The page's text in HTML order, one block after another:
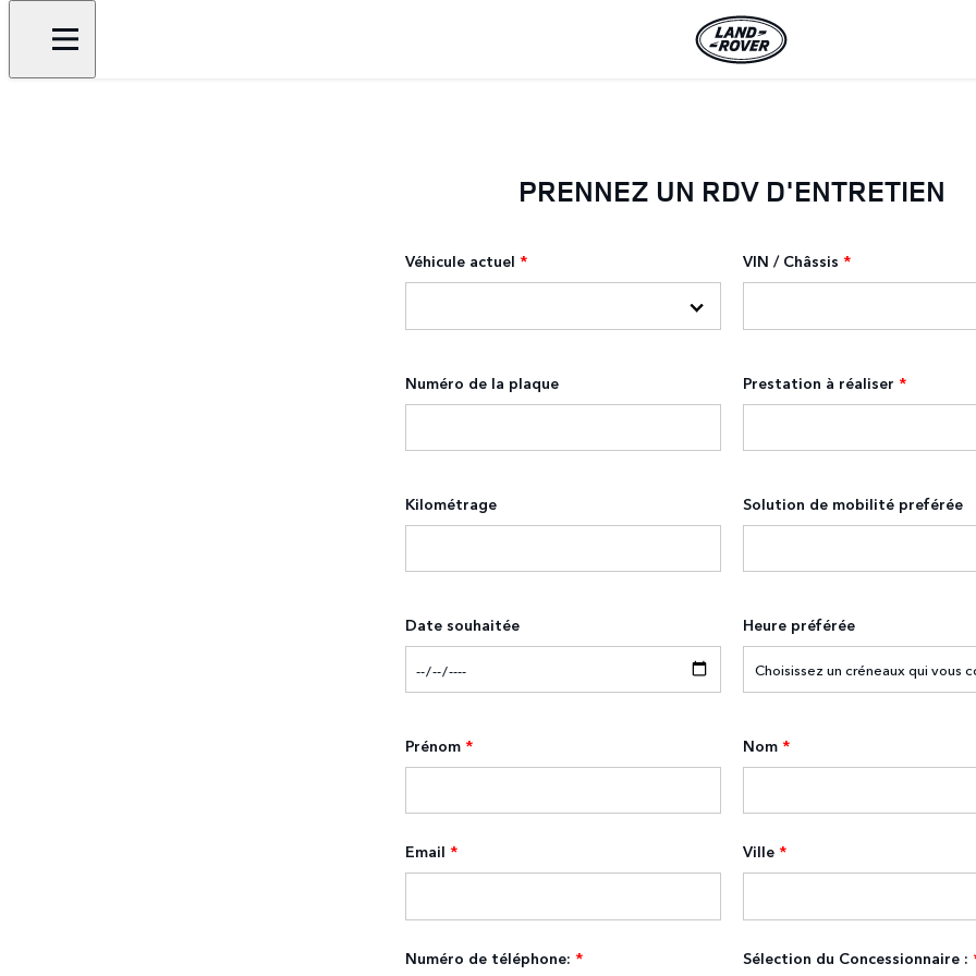
PRENNEZ UN RDV D'ENTRETIEN
Véhicule actuel * VIN / Châssis *
Numéro de la plaque Prestation à réaliser *
Kilométrage Solution de mobilité preférée
Date souhaitée Heure préférée
Prénom * Nom *
Email * Ville *
Numéro de téléphone: * Sélection du Concessionnaire :